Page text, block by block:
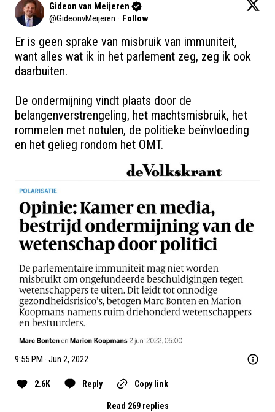
Gideon van Meijeren
@GideonvMeijeren · Follow
Er is geen sprake van misbruik van immuniteit,
want alles wat ik in het parlement zeg, zeg ik ook
daarbuiten.
De ondermijning vindt plaats door de
belangenverstrengeling, het machtsmisbruik, het
rommelen met notulen, de politieke beïnvloeding
en het gelieg rondom het OMT.
9:55 PM · Jun 2, 2022
2.6K Reply Copy link
Read 269 replies